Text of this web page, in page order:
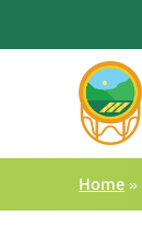
Home »